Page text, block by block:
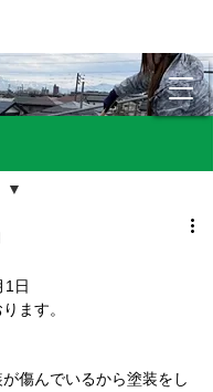
1日
ます。
傷んでいるから塗装をし